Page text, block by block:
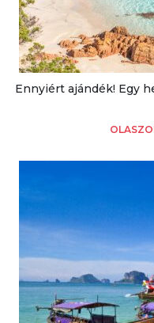
Ennyiért ajándék! Egy